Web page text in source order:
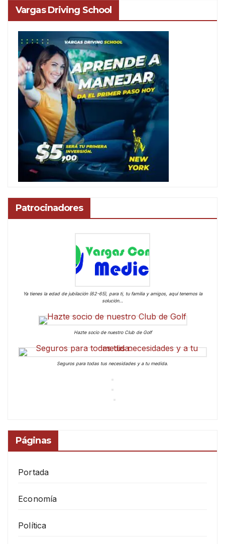
Vargas Driving School
Patrocinadores
Ya tienes la edad de jubilación (62-65), para ti, tu familia y amigos, aquí tenemos la
solución…
Hazte socio de nuestro Club de Golf
Seguros para todas tus necesidades y a tu medida.
Páginas
Portada
Economía
Política